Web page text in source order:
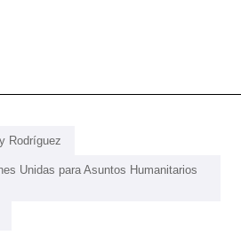
Rodríguez
Unidas para Asuntos Humanitarios